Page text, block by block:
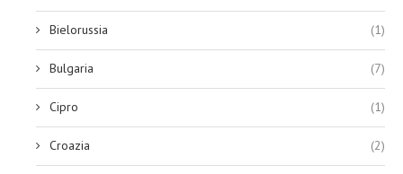
Bielorussia (1)
Bulgaria (7)
Cipro (1)
Croazia (2)